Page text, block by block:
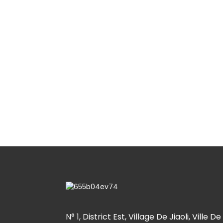
N° 1, District Est, Village De Jiaoli, Ville De